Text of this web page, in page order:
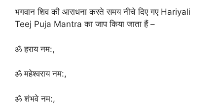
भगवान शिव की आराधना करते समय नीचे दिए गए Hariyali
Teej Puja Mantra का जाप किया जाता हैं –
ॐ हराय नम:,
ॐ महेश्वराय नम:,
ॐ शंभवे नम:,